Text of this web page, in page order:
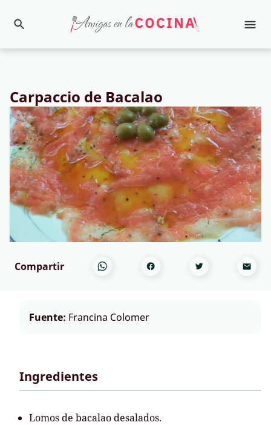
Carpaccio de Bacalao
Compartir
Fuente: Francina Colomer
Ingredientes
Lomos de bacalao desalados.